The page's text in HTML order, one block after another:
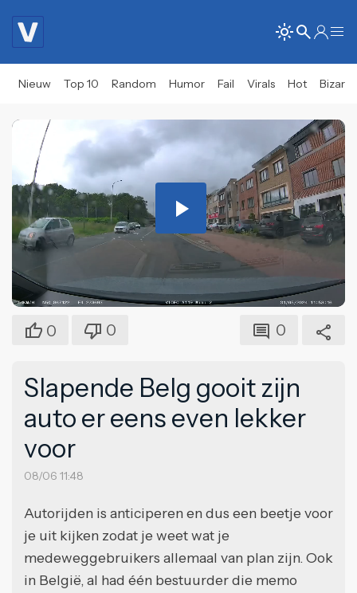
Nieuw Top 10 Random Humor Fail Virals Hot Bizar
Play
Video
0 0 0
Slapende Belg gooit zijn
auto er eens even lekker
voor
08/06 11:48
Autorijden is anticiperen en dus een beetje voor
je uit kijken zodat je weet wat je
medeweggebruikers allemaal van plan zijn. Ook
in België, al had één bestuurder die memo